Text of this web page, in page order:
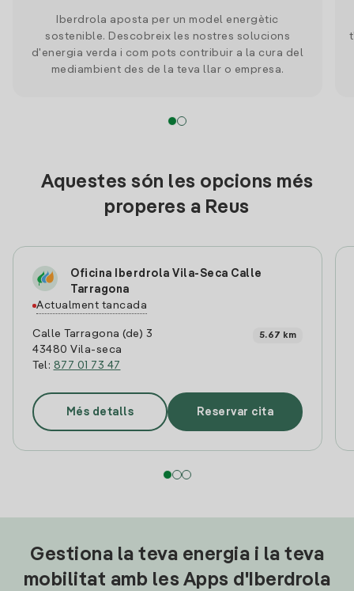
Iberdrola aposta per un model energètic
sostenible. Descobreix les nostres solucions
d'energia verda i com pots contribuir a la cura del
mediambient des de la teva llar o empresa.
Aquestes són les opcions més
properes a Reus
Oficina Iberdrola Vila-Seca Calle
Tarragona
Actualment tancada
Calle Tarragona (de) 3
43480 Vila-seca
Tel: 877 01 73 47
5.67 km
Més detalls Reservar cita
Gestiona la teva energia i la teva
mobilitat amb les Apps d'Iberdrola